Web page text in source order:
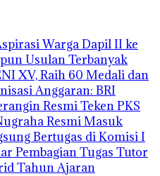
Warga Dapil II ke
Usulan Terbanyak
XV, Raih 60 Medali dan
Anggaran: BRI
Resmi Teken PKS
Resmi Masuk
Bertugas di Komisi I
Pembagian Tugas Tutor
Tahun Ajaran